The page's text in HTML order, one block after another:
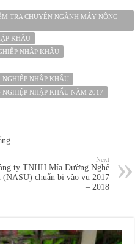
TRA CHUYÊN NGÀNH MÁY NÔNG
KHẨU
NHẬP KHẨU
NHẬP KHẨU
NHẬP KHẨU NĂM 2017
Next
ty TNHH Mía Đường Nghệ
(NASU) chuẩn bị vào vụ 2017
– 2018